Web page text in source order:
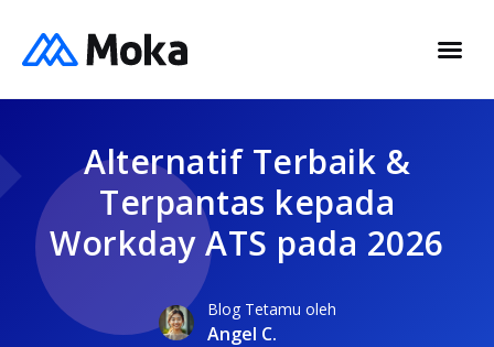
Alternatif Terbaik &
Terpantas kepada
Workday ATS pada 2026
Blog Tetamu oleh
Angel C.